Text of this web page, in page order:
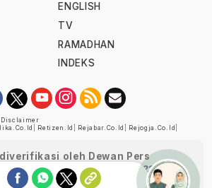
ENGLISH
TV
RAMADHAN
INDEKS
Disclaimer
Retizen.id Rejabar.co.id Rejogja.co.id
oleh Dewan Pers
DP-Verifikasi/K/XII/2022
data/perusahaanpers